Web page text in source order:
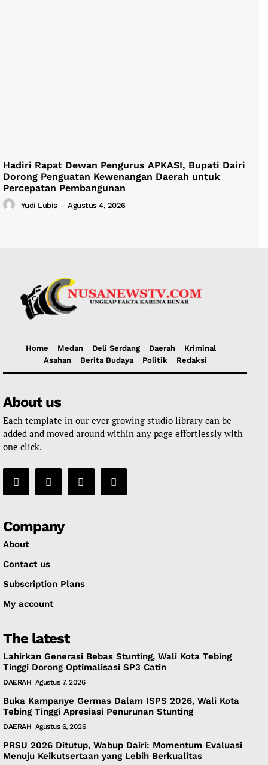
Hadiri Rapat Dewan Pengurus APKASI, Bupati Dairi
Dorong Penguatan Kewenangan Daerah untuk
Percepatan Pembangunan
Yudi Lubis - Agustus 4, 2026
Home Medan Deli Serdang Daerah
Kriminal
Asahan
Berita Budaya Politik Redaksi
About us
Each template in our ever growing studio library can be
added and moved around within any page effortlessly with
one click.
Company
About
Contact us
Subscription Plans
My account
The latest
Lahirkan Generasi Bebas Stunting, Wali Kota Tebing
Tinggi Dorong Optimalisasi SP3 Catin
DAERAH Agustus 7, 2026
Buka Kampanye Germas Dalam ISPS 2026, Wali Kota
Tebing Tinggi Apresiasi Penurunan Stunting
DAERAH Agustus 6, 2026
PRSU 2026 Ditutup, Wabup Dairi: Momentum Evaluasi
Menuju Keikutsertaan yang Lebih Berkualitas